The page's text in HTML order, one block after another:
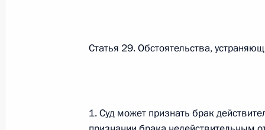
Федеральный закон от
26 июля 2026 года
Статья 29. Обстоятельства,
1. Суд может признать брак